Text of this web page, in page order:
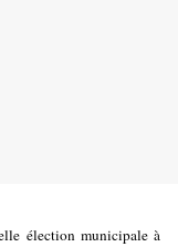
élection municipale à